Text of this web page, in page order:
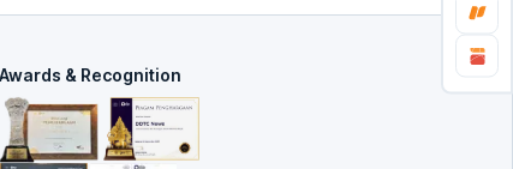
Awards & Recognition